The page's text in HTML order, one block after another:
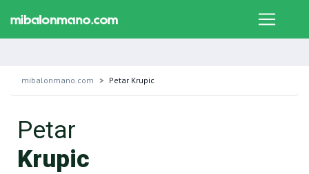
mibalonmano.com Petar Krupic
Petar
Krupic